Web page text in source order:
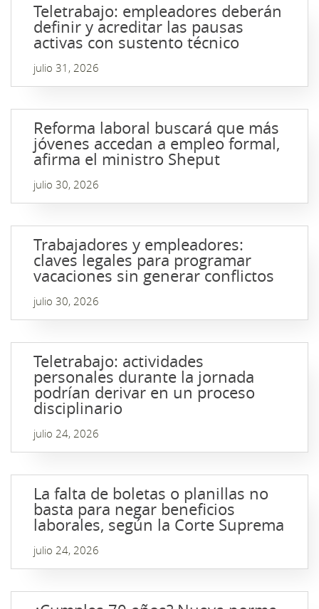
Teletrabajo: empleadores deberán
definir y acreditar las pausas
activas con sustento técnico
julio 31, 2026
Reforma laboral buscará que más
jóvenes accedan a empleo formal,
afirma el ministro Sheput
julio 30, 2026
Trabajadores y empleadores:
claves legales para programar
vacaciones sin generar conflictos
julio 30, 2026
Teletrabajo: actividades
personales durante la jornada
podrían derivar en un proceso
disciplinario
julio 24, 2026
La falta de boletas o planillas no
basta para negar beneficios
laborales, según la Corte Suprema
julio 24, 2026